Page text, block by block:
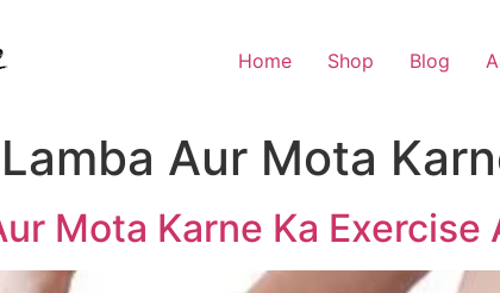
Home Shop Blog
Aur Mota
Mota Karne Ka Exercise